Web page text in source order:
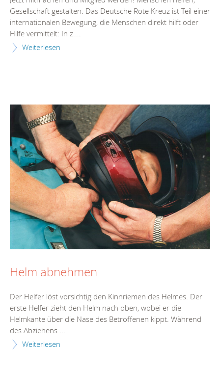
Gesellschaft gestalten. Das Deutsche Rote Kreuz ist Teil einer
internationalen Bewegung, die Menschen direkt hilft oder
Hilfe vermittelt: In z....
Weiterlesen
Helm abnehmen
Der Helfer löst vorsichtig den Kinnriemen des Helmes. Der
erste Helfer zieht den Helm nach oben, wobei er die
Helmkante über die Nase des Betroffenen kippt. Während
des Abziehens ...
Weiterlesen